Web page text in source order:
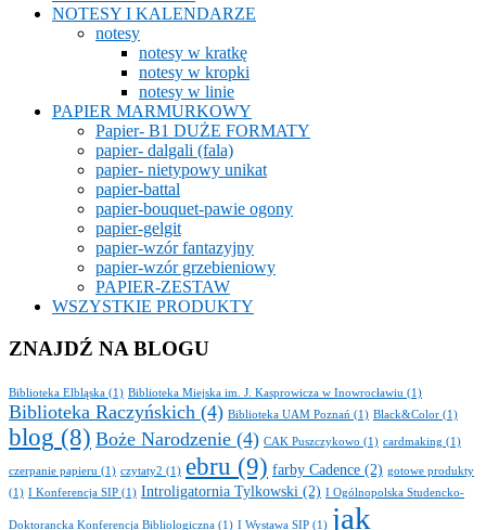
NOTESY I KALENDARZE
notesy
notesy w kratkę
notesy w kropki
notesy w linie
PAPIER MARMURKOWY
Papier- B1 DUŻE FORMATY
papier- dalgali (fala)
papier- nietypowy unikat
papier-battal
papier-bouquet-pawie ogony
papier-gelgit
papier-wzór fantazyjny
papier-wzór grzebieniowy
PAPIER-ZESTAW
WSZYSTKIE PRODUKTY
ZNAJDŹ NA BLOGU
Biblioteka Elbląska (1) Biblioteka Miejska im. J. Kasprowicza w Inowrocławiu (1)
Biblioteka Raczyńskich (4) Biblioteka UAM Poznań (1) Black&Color (1)
blog (8) Boże Narodzenie (4) CAK Puszczykowo (1) cardmaking (1)
czerpanie papieru (1) czytaty2 (1) ebru (9) farby Cadence (2) gotowe produkty
(1) I Konferencja SIP (1) Introligatornia Tylkowski (2) I Ogólnopolska Studencko-
Doktorancka Konferencja Bibliologiczna (1) I Wystawa SIP (1) jak